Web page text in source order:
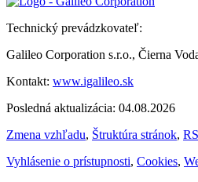
Technický prevádzkovateľ:
Galileo Corporation s.r.o., Čierna
Kontakt: www.igalileo.sk
Posledná aktualizácia: 04.08.2026
Zmena vzhľadu, Štruktúra stránok,
Vyhlásenie o prístupnosti, Cookies,